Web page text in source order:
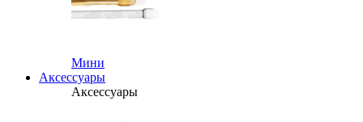
Мини
Аксессуары
Аксессуары